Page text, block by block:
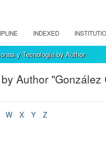
INDEXED
y Tecnología by Author
Author "González
W X Y
Z